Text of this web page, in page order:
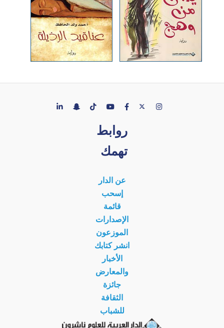
روابط
تهمك
عن الدار
إسحب
قائمة
الإصدارات
الموزعون
انشر كتابك
الأخبار
والمعارض
جائزة
الثقافة
للشباب